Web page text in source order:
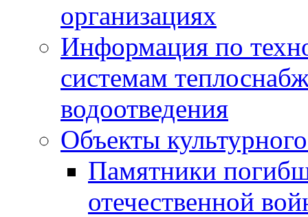
организациях
Информация по
системам
водоотведения
Объекты
Памятники
отечественной